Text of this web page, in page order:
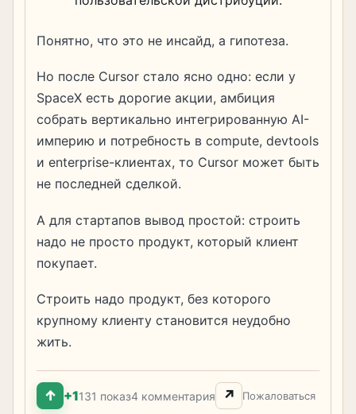
Понятно, что это не инсайд, а гипотеза.
Но после Cursor стало ясно одно: если у
SpaceX есть дорогие акции, амбиция
собрать вертикально интегрированную AI-
империю и потребность в compute, devtools
и enterprise-клиентах, то Cursor может быть
не последней сделкой.
А для стартапов вывод простой: строить
надо не просто продукт, который клиент
покупает.
Строить надо продукт, без которого
крупному клиенту становится неудобно
жить.
↑ +1131 показ4 комментария ↗ Пожаловаться